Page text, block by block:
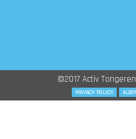
©2017 Activ
PRIVACY POLICY